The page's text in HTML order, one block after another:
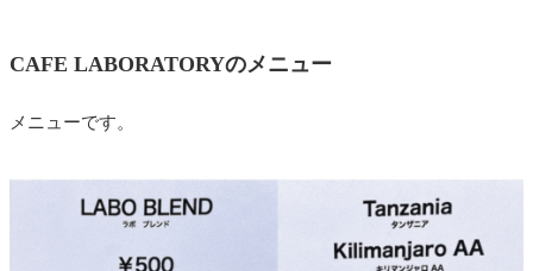
CAFE LABORATORYのメニュー
メニューです。